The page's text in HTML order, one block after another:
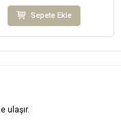
Sepete Ekle
ulaşır.